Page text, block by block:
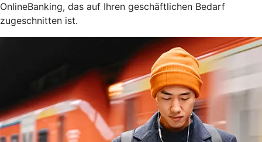
OnlineBanking, das auf Ihren geschäftlichen Bedarf
zugeschnitten ist.